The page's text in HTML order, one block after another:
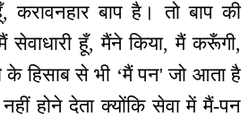
बाप है। तो बाप की
सेवाधारी हूँ, मैंने किया, मैं करूँगी,
के हिसाब से भी ‘मैं पन' जो आता है
होने देता क्योंकि सेवा में मैं-पन